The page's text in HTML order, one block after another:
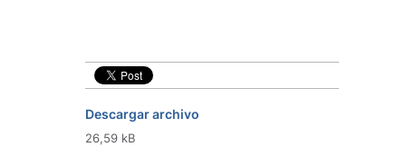
Descargar archivo
26,59 kB